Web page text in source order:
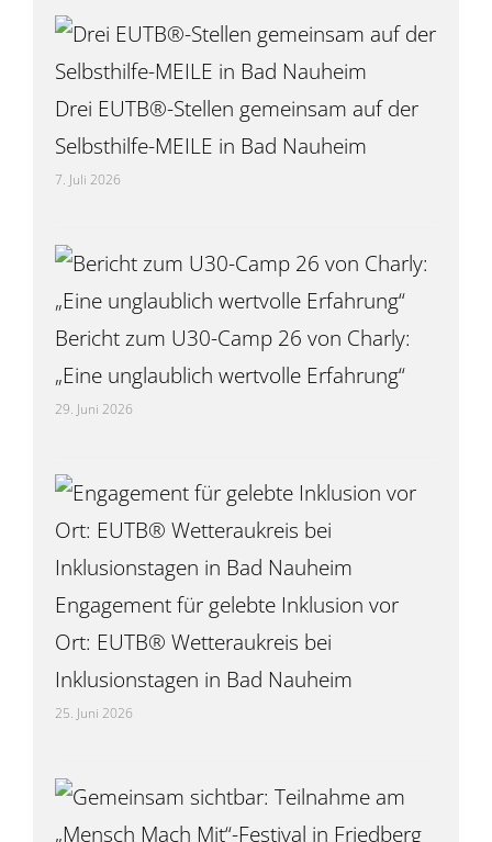
Drei EUTB®-Stellen gemeinsam auf der
Selbsthilfe-MEILE in Bad Nauheim
7. Juli 2026
Bericht zum U30-Camp 26 von Charly:
„Eine unglaublich wertvolle Erfahrung“
29. Juni 2026
Engagement für gelebte Inklusion vor
Ort: EUTB® Wetteraukreis bei
Inklusionstagen in Bad Nauheim
25. Juni 2026